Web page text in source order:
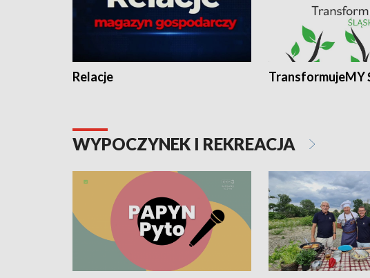
Relacje TransformujeMY
WYPOCZYNEK I REKREACJA